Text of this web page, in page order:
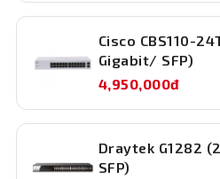
Bảo vệ mạng:
Với các tính năng bảo mật
MAC address aging, và IEEE
link 24 port giúp bảo vệ mạng
Kết Luận:
Nâng cao hiệu suất mạng của
Port Gigabit TL-SG1024D. Đặt
Cisco CBS110-
Gigabit/ SFP)
4,950,000đ
Draytek G1282
SFP)